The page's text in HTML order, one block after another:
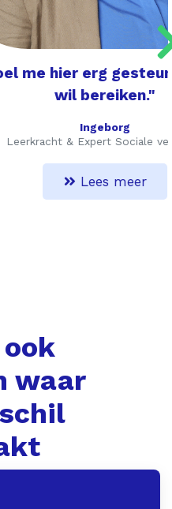
in wat ik
Sociale veiligheid
ook
waar